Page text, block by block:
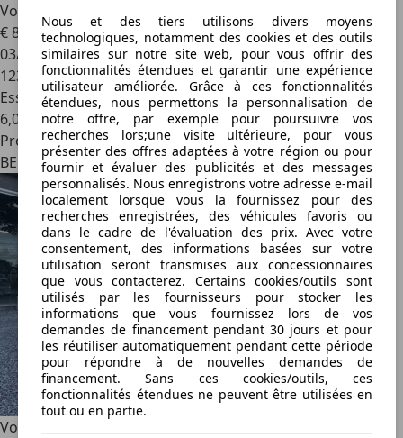
Nous et des tiers utilisons divers moyens
technologiques, notamment des cookies et des outils
similaires sur notre site web, pour vous offrir des
fonctionnalités étendues et garantir une expérience
utilisateur améliorée. Grâce à ces fonctionnalités
étendues, nous permettons la personnalisation de
notre offre, par exemple pour poursuivre vos
recherches lors;une visite ultérieure, pour vous
présenter des offres adaptées à votre région ou pour
fournir et évaluer des publicités et des messages
personnalisés. Nous enregistrons votre adresse e-mail
localement lorsque vous la fournissez pour des
recherches enregistrées, des véhicules favoris ou
dans le cadre de l'évaluation des prix. Avec votre
consentement, des informations basées sur votre
utilisation seront transmises aux concessionnaires
que vous contacterez. Certains cookies/outils sont
utilisés par les fournisseurs pour stocker les
informations que vous fournissez lors de vos
demandes de financement pendant 30 jours et pour
les réutiliser automatiquement pendant cette période
pour répondre à de nouvelles demandes de
financement. Sans ces cookies/outils, ces
fonctionnalités étendues ne peuvent être utilisées en
tout ou en partie.
Volkswagen Golf
€ 8 490
03/2012
123 000 km
Essence
6,0 l/100 km (mixte)
Professionnel
BE 1600
Volkswagen Golf